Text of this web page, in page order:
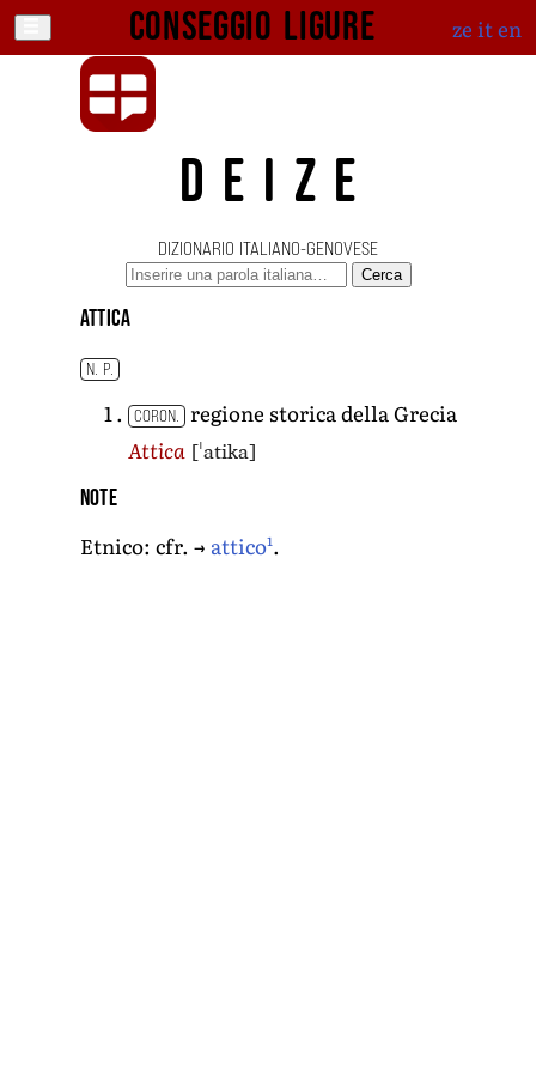
Conseggio ligure ze iten
DEIZE
DIZIONARIO ITALIANO-GENOVESE
Cerca
Attica
N. P.
CORON.
regione storica della Grecia
Attica [ˈatika]
Note
Etnico: cfr. → attico1.